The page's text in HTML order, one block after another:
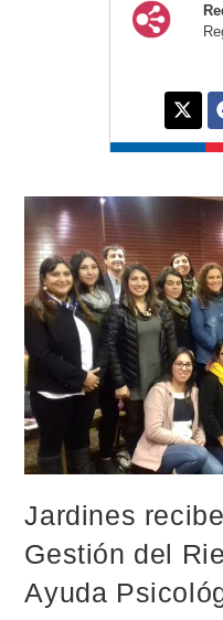
Jardines
Gestión del
Ayuda